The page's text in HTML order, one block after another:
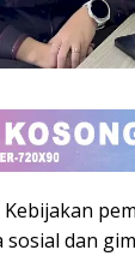
Kebijakan
sosial dan